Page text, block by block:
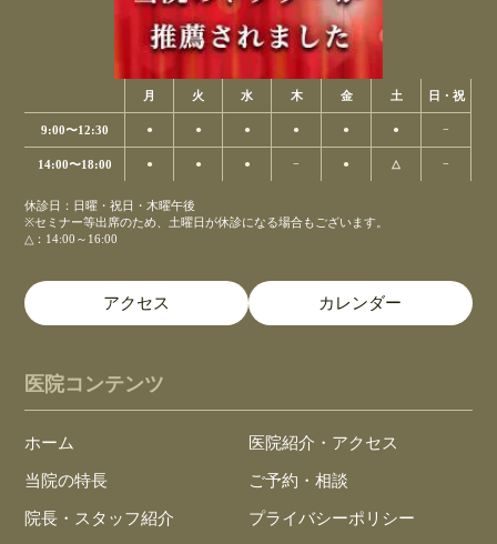
月 火 水 木 金 土 日・祝
9:00〜12:30 ● ● ● ● ● ● −
14:00〜18:00 ● ● ● − ● △ −
休診日：日曜・祝日・木曜午後
※セミナー等出席のため、土曜日が休診になる場合もございます。
△：14:00～16:00
アクセス カレンダー
医院コンテンツ
ホーム
当院の特長
院長・スタッフ紹介
医院紹介・アクセス
ご予約・相談
プライバシーポリシー